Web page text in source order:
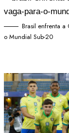
Brasil enfrenta
o Mundial Sub-20